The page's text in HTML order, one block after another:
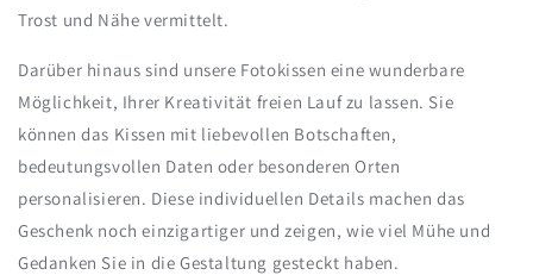
Trost und Nähe vermittelt.
Darüber hinaus sind unsere Fotokissen eine wunderbare
Möglichkeit, Ihrer Kreativität freien Lauf zu lassen. Sie
können das Kissen mit liebevollen Botschaften,
bedeutungsvollen Daten oder besonderen Orten
personalisieren. Diese individuellen Details machen das
Geschenk noch einzigartiger und zeigen, wie viel Mühe und
Gedanken Sie in die Gestaltung gesteckt haben.